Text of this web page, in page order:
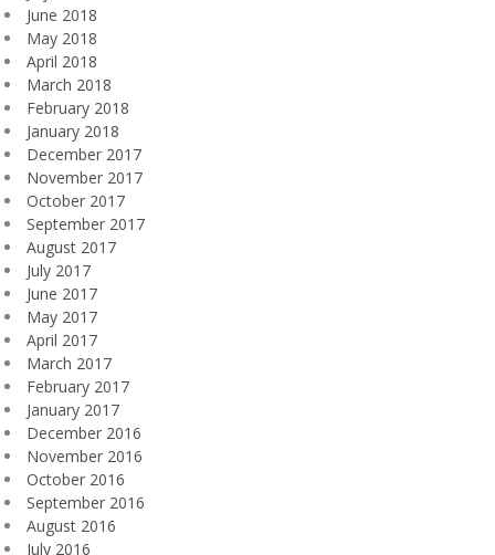
June 2018
May 2018
April 2018
March 2018
February 2018
January 2018
December 2017
November 2017
October 2017
September 2017
August 2017
July 2017
June 2017
May 2017
April 2017
March 2017
February 2017
January 2017
December 2016
November 2016
October 2016
September 2016
August 2016
July 2016